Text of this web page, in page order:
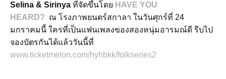
Selina & Sirinya ที่จัดขึ้นโดย HAVE YOU
HEARD? ณ โรงภาพยนตร์สกาลา ในวันศุกร์ที่ 24
มกราคมนี้ ใครที่เป็นแฟนเพลงของสองหนุ่มอารมณ์ดี รีบไป
จองบัตรกันได้แล้ววันนี้ที่
www.ticketmelon.com/hyhbkk/folkseries2